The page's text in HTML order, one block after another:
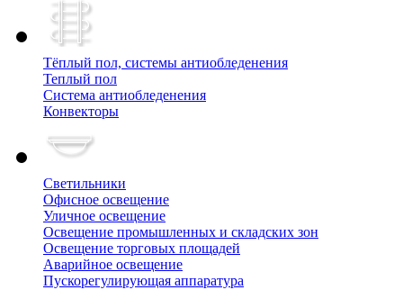
Тёплый пол, cистемы антиобледенения
Теплый пол
Система антиобледенения
Конвекторы
Светильники
Офисное освещение
Уличное освещение
Освещение промышленных и складских зон
Освещение торговых площадей
Аварийное освещение
Пускорегулирующая аппаратура